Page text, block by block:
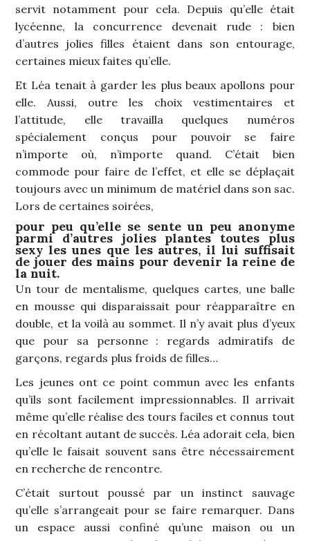
servit notamment pour cela. Depuis qu’elle était
lycéenne, la concurrence devenait rude : bien
d’autres jolies filles étaient dans son entourage,
certaines mieux faites qu’elle.
Et Léa tenait à garder les plus beaux apollons pour
elle. Aussi, outre les choix vestimentaires et
l’attitude, elle travailla quelques numéros
spécialement conçus pour pouvoir se faire
n’importe où, n’importe quand. C’était bien
commode pour faire de l’effet, et elle se déplaçait
toujours avec un minimum de matériel dans son sac.
Lors de certaines soirées,
pour peu qu’elle se sente un peu anonyme
parmi d’autres jolies plantes toutes plus
sexy les unes que les autres, il lui suffisait
de jouer des mains pour devenir la reine de
la nuit.
Un tour de mentalisme, quelques cartes, une balle
en mousse qui disparaissait pour réapparaître en
double, et la voilà au sommet. Il n’y avait plus d’yeux
que pour sa personne : regards admiratifs de
garçons, regards plus froids de filles…
Les jeunes ont ce point commun avec les enfants
qu’ils sont facilement impressionnables. Il arrivait
même qu’elle réalise des tours faciles et connus tout
en récoltant autant de succès. Léa adorait cela, bien
qu’elle le faisait souvent sans être nécessairement
en recherche de rencontre.
C’était surtout poussé par un instinct sauvage
qu’elle s’arrangeait pour se faire remarquer. Dans
un espace aussi confiné qu’une maison ou un